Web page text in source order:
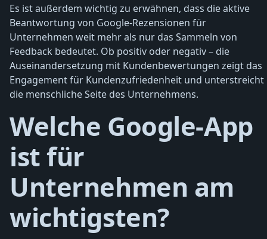
Es ist außerdem wichtig zu erwähnen, dass die aktive
Beantwortung von Google-Rezensionen für
Unternehmen weit mehr als nur das Sammeln von
Feedback bedeutet. Ob positiv oder negativ – die
Auseinandersetzung mit Kundenbewertungen zeigt das
Engagement für Kundenzufriedenheit und unterstreicht
die menschliche Seite des Unternehmens.
Welche Google-App
ist für
Unternehmen am
wichtigsten?